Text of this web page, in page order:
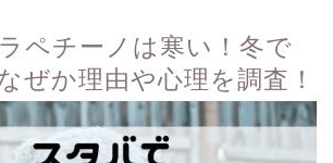
ペチーノは寒い！冬で
ぜか理由や心理を調査！